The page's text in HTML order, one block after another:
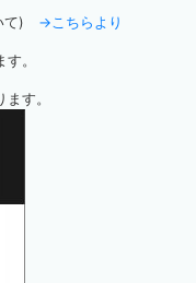
て) →こちらより
。
す。